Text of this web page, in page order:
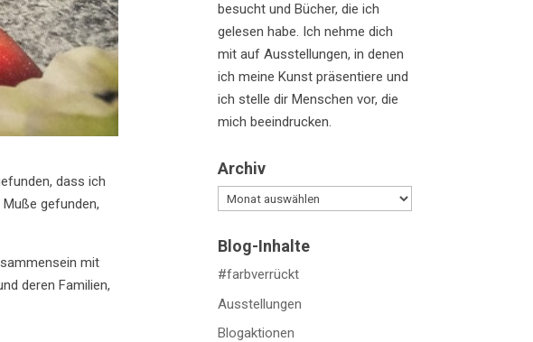
dass ich
gefunden,
mit
deren Familien,
besucht und Bücher, die ich
gelesen habe. Ich nehme dich
mit auf Ausstellungen, in denen
ich meine Kunst präsentiere und
ich stelle dir Menschen vor, die
mich beeindrucken.
Archiv
Archiv
Blog-Inhalte
#farbverrückt
Ausstellungen
Blogaktionen